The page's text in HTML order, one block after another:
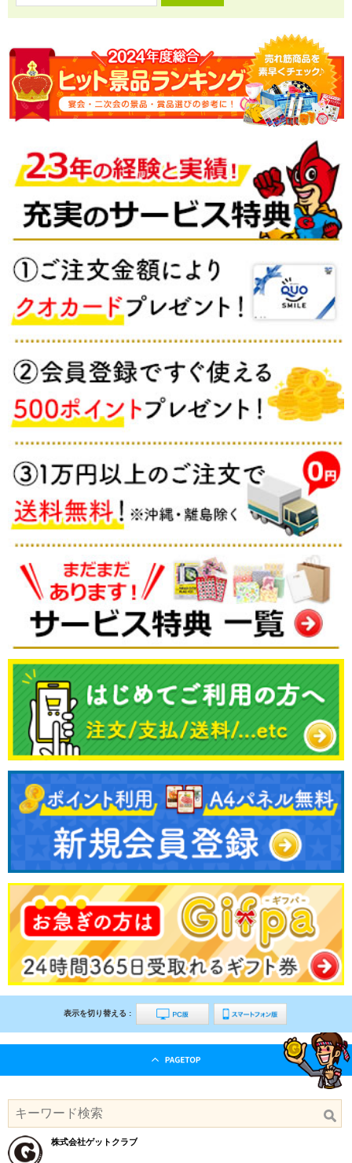
表示を切り替える :
株式会社ゲットクラブ